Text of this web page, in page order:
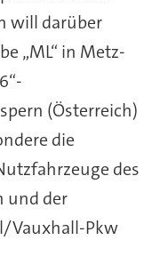
will darüber
„ML“ in Metz-
(Österreich)
die
des
und der
Vauxhall-Pkw